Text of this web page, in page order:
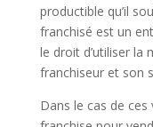
productible qu’il
franchisé est un
le droit d’utiliser la
franchiseur et son
Dans le cas de